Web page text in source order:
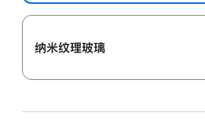
纳米纹理玻璃